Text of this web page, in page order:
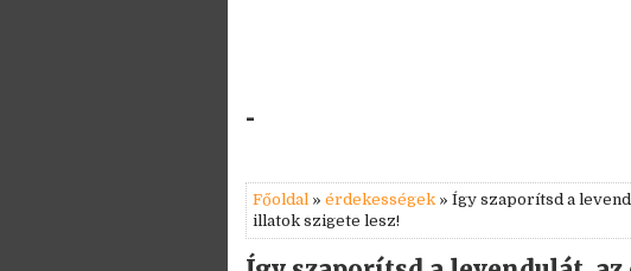
-
Főoldal » érdekességek » Így szaporítsd a
illatok szigete lesz!